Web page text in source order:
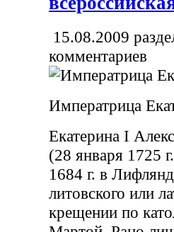
15.08.2009
комментариев
Императрица
Екатерина I
(28 января 1725
1684 г. в
литовского или
крещении по